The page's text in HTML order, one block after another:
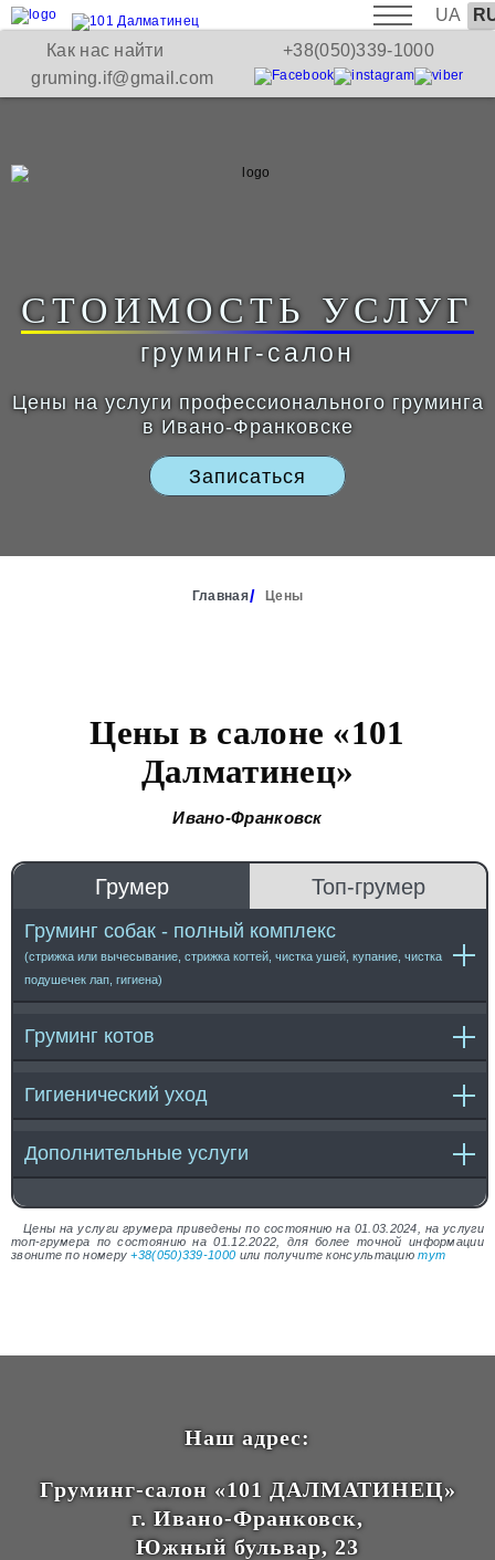
UA
Как нас найти
+38(050)339-1000
gruming.if@gmail.com
СТОИМОСТЬ УСЛУГ
груминг-салон
Цены на услуги профессионального груминга
в Ивано-Франковске
Записаться
Главная Цены
Цены в салоне «101
Далматинец»
Ивано-Франковск
Грумер Топ-грумер
Груминг собак - полный комплекс
(стрижка или вычесывание, стрижка когтей, чистка ушей, купание, чистка
подушечек лап, гигиена)
Груминг котов
Гигиенический уход
Дополнительные услуги
Цены на услуги грумера приведены по состоянию на 01.03.2024, на услуги
топ-грумера по состоянию на 01.12.2022, для более точной информации
звоните по номеру+38(050)339-1000 или получите консультациютут
Наш адрес:
Груминг-салон «101 ДАЛМАТИНЕЦ»
г. Ивано-Франковск,
Южный бульвар, 23